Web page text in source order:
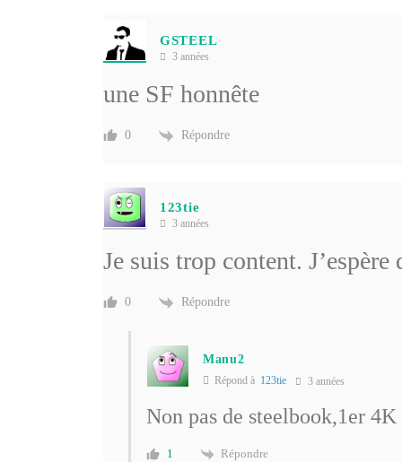
GSTEEL
3 années
une SF honnête
0 Répondre
123tie
3 années
Je suis trop content.
0 Répondre
Manu2
Répond à 123tie 3 années
Non pas de steelbook,1er
1 Répondre